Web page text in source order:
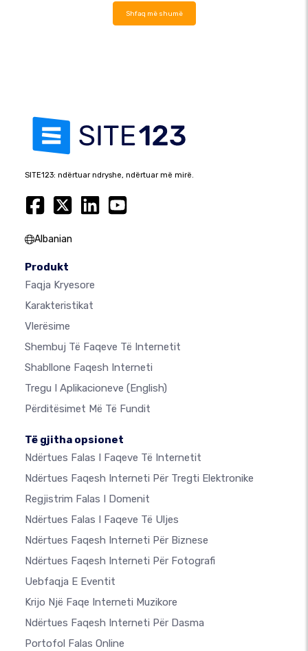
Shfaq më shumë
SITE123: ndërtuar ndryshe, ndërtuar më mirë.
Albanian
Produkt
Faqja Kryesore
Karakteristikat
Vlerësime
Shembuj Të Faqeve Të Internetit
Shabllone Faqesh Interneti
Tregu I Aplikacioneve (English)
Përditësimet Më Të Fundit
Të gjitha opsionet
Ndërtues Falas I Faqeve Të Internetit
Ndërtues Faqesh Interneti Për Tregti Elektronike
Regjistrim Falas I Domenit
Ndërtues Falas I Faqeve Të Uljes
Ndërtues Faqesh Interneti Për Biznese
Ndërtues Faqesh Interneti Për Fotografi
Uebfaqja E Eventit
Krijo Një Faqe Interneti Muzikore
Ndërtues Faqesh Interneti Për Dasma
Portofol Falas Online